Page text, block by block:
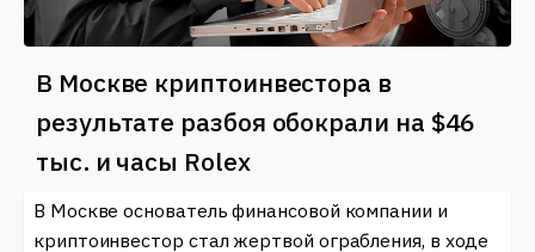
В Москве криптоинвестора в
результате разбоя обокрали на $46
тыс. и часы Rolex
В Москве основатель финансовой компании и
криптоинвестор стал жертвой ограбления, в ходе